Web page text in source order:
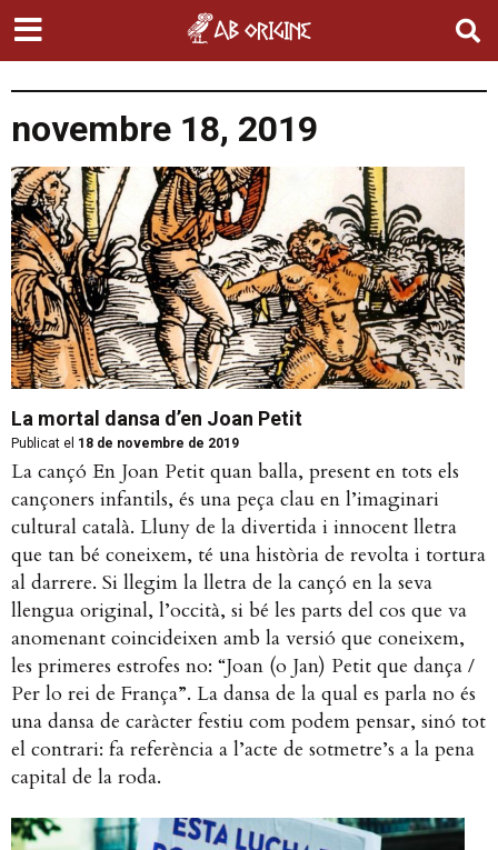
novembre 18, 2019
La mortal dansa d’en Joan Petit
Publicat el 18 de novembre de 2019
La cançó En Joan Petit quan balla, present en tots els
cançoners infantils, és una peça clau en l’imaginari
cultural català. Lluny de la divertida i innocent lletra
que tan bé coneixem, té una història de revolta i tortura
al darrere. Si llegim la lletra de la cançó en la seva
llengua original, l’occità, si bé les parts del cos que va
anomenant coincideixen amb la versió que coneixem,
les primeres estrofes no: “Joan (o Jan) Petit que dança /
Per lo rei de França”. La dansa de la qual es parla no és
una dansa de caràcter festiu com podem pensar, sinó tot
el contrari: fa referència a l’acte de sotmetre’s a la pena
capital de la roda.